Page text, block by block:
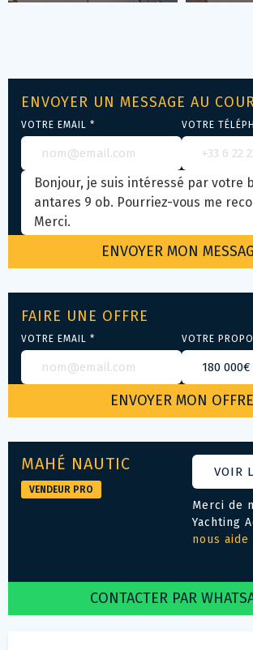
ENVOYER UN MESSAGE AU
VOTRE EMAIL * VOTRE
FAIRE UNE OFFRE
VOTRE EMAIL * VOTRE
MAHÉ NAUTIC
VENDEUR PRO
VOIR
Merci de
Yachting
nous aide
CONTACTER PAR